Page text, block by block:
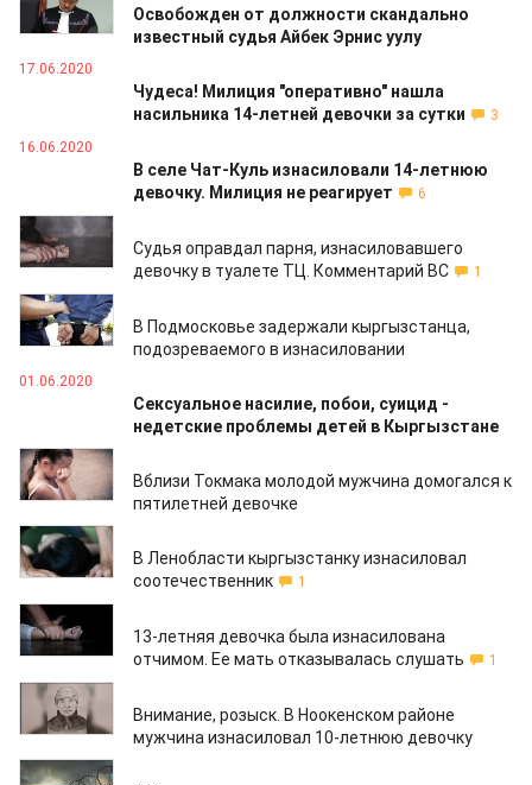
Освобожден от должности скандально
известный судья Айбек Эрнис уулу
17.06.2020
Чудеса! Милиция "оперативно" нашла
насильника 14-летней девочки за сутки
3
16.06.2020
В селе Чат-Куль изнасиловали 14-летнюю
девочку. Милиция не реагирует
6
04.06.2020
Судья оправдал парня, изнасиловавшего
девочку в туалете ТЦ. Комментарий ВС
1
03.06.2020
В Подмосковье задержали кыргызстанца,
подозреваемого в изнасиловании
01.06.2020
Сексуальное насилие, побои, суицид -
недетские проблемы детей в Кыргызстане
16.04.2020
Вблизи Токмака молодой мужчина домогался к
пятилетней девочке
29.02.2020
В Ленобласти кыргызстанку изнасиловал
соотечественник
1
06.02.2020
13-летняя девочка была изнасилована
отчимом. Ее мать отказывалась слушать
1
30.01.2020
Внимание, розыск. В Ноокенском районе
мужчина изнасиловал 10-летнюю девочку
15.01.2020